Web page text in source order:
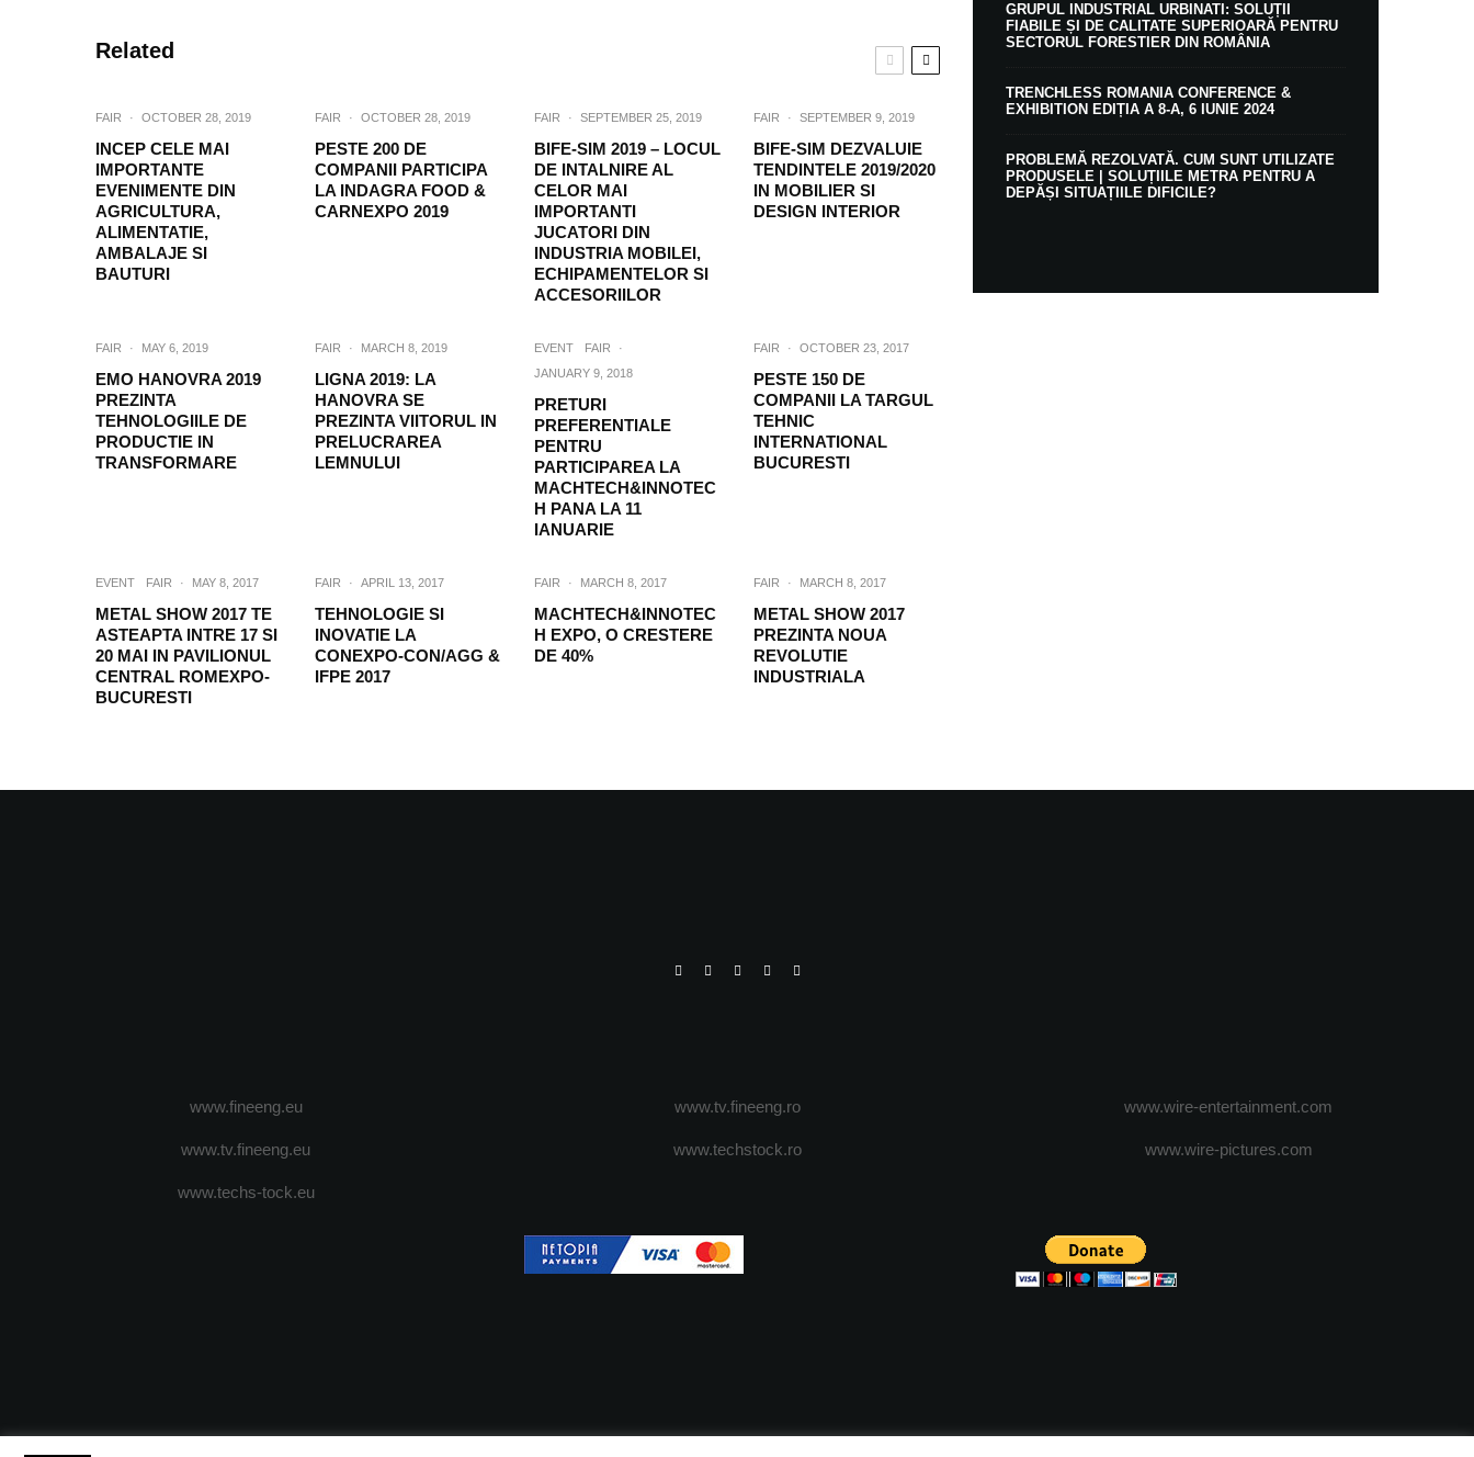
Related
FAIR · OCTOBER 28, 2019
INCEP CELE MAI
IMPORTANTE
EVENIMENTE DIN
AGRICULTURA,
ALIMENTATIE,
AMBALAJE SI
BAUTURI
FAIR · OCTOBER 28, 2019
PESTE 200 DE
COMPANII PARTICIPA
LA INDAGRA FOOD &
CARNEXPO 2019
FAIR · SEPTEMBER 25, 2019
BIFE-SIM 2019 – LOCUL
DE INTALNIRE AL
CELOR MAI
IMPORTANTI
JUCATORI DIN
INDUSTRIA MOBILEI,
ECHIPAMENTELOR SI
ACCESORIILOR
FAIR · SEPTEMBER 9, 2019
BIFE-SIM DEZVALUIE
TENDINTELE 2019/2020
IN MOBILIER SI
DESIGN INTERIOR
FAIR · MAY 6, 2019
EMO HANOVRA 2019
PREZINTA
TEHNOLOGIILE DE
PRODUCTIE IN
TRANSFORMARE
FAIR · MARCH 8, 2019
LIGNA 2019: LA
HANOVRA SE
PREZINTA VIITORUL IN
PRELUCRAREA
LEMNULUI
EVENT FAIR
·
JANUARY 9, 2018
PRETURI
PREFERENTIALE
PENTRU
PARTICIPAREA LA
MACHTECH&INNOTEC
H PANA LA 11
IANUARIE
FAIR · OCTOBER 23, 2017
PESTE 150 DE
COMPANII LA TARGUL
TEHNIC
INTERNATIONAL
BUCURESTI
EVENT FAIR · MAY 8, 2017
METAL SHOW 2017 TE
ASTEAPTA INTRE 17 SI
20 MAI IN PAVILIONUL
CENTRAL ROMEXPO-
BUCURESTI
FAIR · APRIL 13, 2017
TEHNOLOGIE SI
INOVATIE LA
CONEXPO-CON/AGG &
IFPE 2017
FAIR · MARCH 8, 2017
MACHTECH&INNOTEC
H EXPO, O CRESTERE
DE 40%
FAIR · MARCH 8, 2017
METAL SHOW 2017
PREZINTA NOUA
REVOLUTIE
INDUSTRIALA
GRUPUL INDUSTRIAL URBINATI: SOLUȚII
FIABILE ȘI DE CALITATE SUPERIOARĂ PENTRU
SECTORUL FORESTIER DIN ROMÂNIA
TRENCHLESS ROMANIA CONFERENCE &
EXHIBITION EDIȚIA A 8-A, 6 IUNIE 2024
PROBLEMĂ REZOLVATĂ. CUM SUNT UTILIZATE
PRODUSELE | SOLUȚIILE METRA PENTRU A
DEPĂȘI SITUAȚIILE DIFICILE?
www.fineeng.eu
www.tv.fineeng.eu
www.techs-tock.eu
www.tv.fineeng.ro
www.techstock.ro
www.wire-entertainment.com
www.wire-pictures.com